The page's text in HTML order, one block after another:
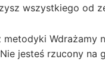
wszystkiego od
metodyki Wdrażamy
jesteś rzucony na